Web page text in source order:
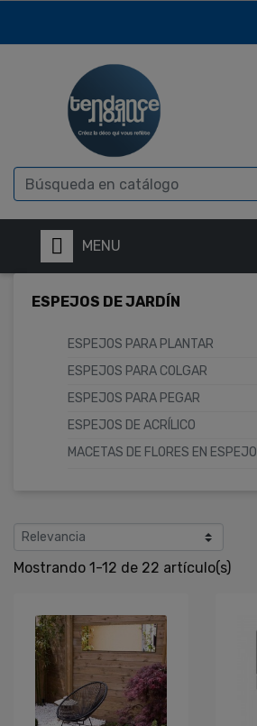
MENU
ESPEJOS DE JARDÍN
ESPEJOS PARA PLANTAR
ESPEJOS PARA COLGAR
ESPEJOS PARA PEGAR
ESPEJOS DE ACRÍLICO
MACETAS DE FLORES EN ESPEJO
Mostrando 1-12 de 22 artículo(s)